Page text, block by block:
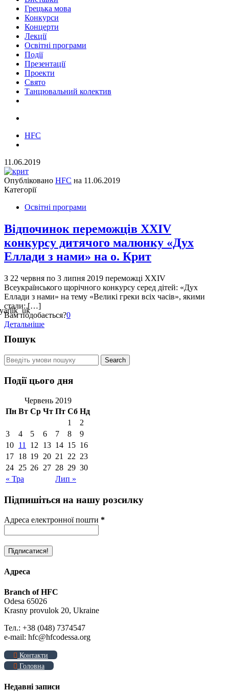
Грецька мова
Конкурси
Концерти
Лекції
Освітні програми
Події
Презентації
Проекти
Свято
Танцювальний колектив
HFC
11.06.2019
Опубліковано HFC на 11.06.2019
Категорії
Освітні програми
Відпочинок переможців XXIV
конкурсу дитячого малюнку «Дух
Еллади з нами» на о. Крит
З 22 червня по 3 липня 2019 переможці XXIV
Всеукраїнського щорічного конкурсу серед дітей: «Дух
Еллади з нами» на тему «Великі греки всіх часів», якими
стали: […]
Вам подобається?0
Детальніше
Пошук
Події цього дня
Червень 2019
Пн Вт Ср Чт Пт Сб Нд
« Тра Лип »
1
2
3
4 5 6 7 8
9
10 11 12 13 14 15 16
17 18 19 20 21 22 23
24 25 26 27 28 29 30
Підпишіться на нашу розсилку
Адреса електронної пошти *
Адреса
Branch of HFC
Odesa 65026
Krasny provulok 20, Ukraine
Тел.: +38 (048) 7374547
e-mail: hfc@hfcodessa.org
Контакти
Головна
Недавні записи